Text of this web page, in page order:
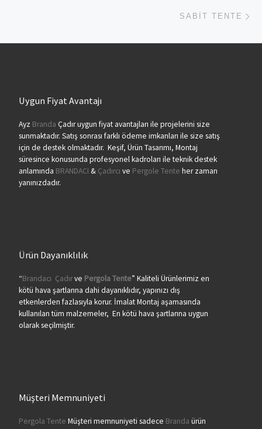
SABIT TENTE
Uygun Fiyat Avantajı
Ayz Branda Çadır uygun fiyat avantajları ile projelerini size
sunmaktadır. Satış sonrası farklı ödeme imkanları ile size satış
için de destek olmaktadır. Keşif, Ürün Tasarımı, Montaj
süresince konusunda profesyonel kadroları ile teknik destek
anlamında BRANDACI & Çadırcı ve Pergole Tente her zaman
yanınızdadır.
Ürün Dayanıklılık
“Brandacı Çadırve PergolaTente” Kaliteli Ürünlerimiz en
kötü hava şartlarına dahi dayanıklıdır, yapınızı dış
etkenlerden fazlasıyla korur. İmalat Montaj aşamasında
kullanılan tüm malzemeler, En kötü hava şartlarına uygun
olarak seçilmiştir.
Müşteri Memnuniyeti
Pergola Tente Müşteri memnuniyeti sadece Branda ürün